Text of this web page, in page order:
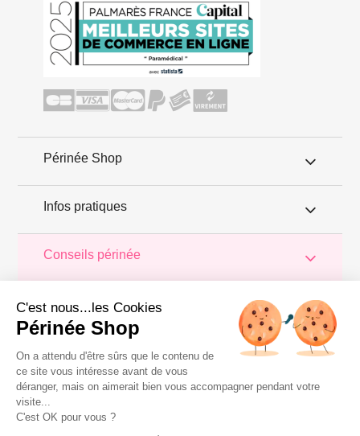
Périnée Shop
Infos pratiques
Conseils périnée
est précieux ! Il est donc primordial d'entretenir,
de
muscler et de rééduquer le plancher pelvien pour éviter les
problèmes d'incontinence
, de pesanteur pelvienne, de manque
de sensations durant les rapports sexuels et de petites
fuites
a sélectionné les meilleures solutions
pour la rééducation périnéale et pour l'auto-traitement de
l'incontinence à domicile :
biofeedback,cônes vaginaux,
connectées etaccessoires pour exercices de Kegel
Copyright 2011 © Périnée Shop
C'est nous...les Cookies
Périnée Shop
On a attendu d'être sûrs que le contenu de
ce site vous intéresse avant de vous
déranger, mais on aimerait bien vous accompagner pendant votre
visite...
C'est OK pour vous ?